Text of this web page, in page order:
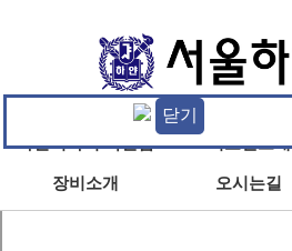
하얀치과의 특별함 의료진소개
장비소개 오시는길
닫기